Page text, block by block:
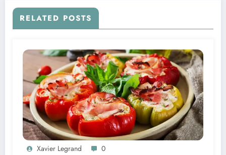
RELATED POSTS
Xavier Legrand 0